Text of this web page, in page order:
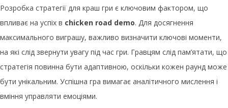
Розробка стратегії для краш гри є ключовим фактором, що
впливає на успіх в chicken road demo. Для досягнення
максимального виграшу, важливо визначити ключові моменти,
на які слід звернути увагу під час гри. Гравцям слід пам’ятати, що
стратегія повинна бути адаптивною, оскільки кожен раунд може
бути унікальним. Успішна гра вимагає аналітичного мислення і
вміння управляти емоціями.